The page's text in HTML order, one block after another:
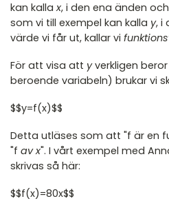
kan kallax, i den ena änden
som vi till exempel kan kalla y, i
värde vi får ut, kallar vi
För att visa att yverkligen
beroende variabeln) brukar vi
$$y=f(x)$$
Detta utläses som att "f är en
"f av x". I vårt exempel med
skrivas så här:
$$f(x)=80x$$